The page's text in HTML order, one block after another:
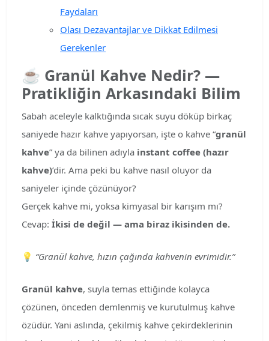
Faydaları
Olası Dezavantajlar ve Dikkat Edilmesi
Gerekenler
☕ Granül Kahve Nedir? —
Pratikliğin Arkasındaki Bilim
Sabah aceleyle kalktığında sıcak suyu döküp birkaç
saniyede hazır kahve yapıyorsan, işte o kahve “granül
kahve” ya da bilinen adıyla instant coffee (hazır
kahve)’dir. Ama peki bu kahve nasıl oluyor da
saniyeler içinde çözünüyor?
Gerçek kahve mi, yoksa kimyasal bir karışım mı?
Cevap: İkisi de değil — ama biraz ikisinden de.
💡 “Granül kahve, hızın çağında kahvenin evrimidir.”
Granül kahve, suyla temas ettiğinde kolayca
çözünen, önceden demlenmiş ve kurutulmuş kahve
özüdür. Yani aslında, çekilmiş kahve çekirdeklerinin